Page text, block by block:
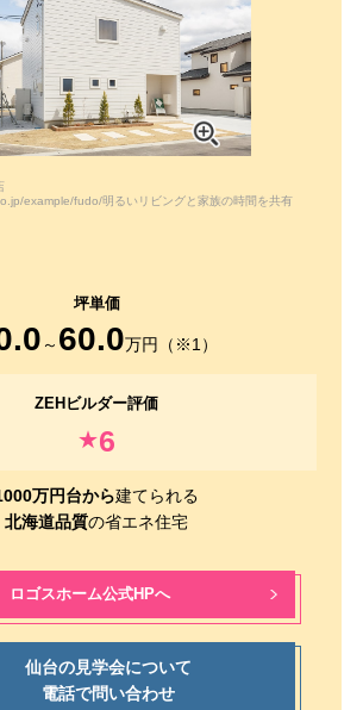
example/fudo/明るいリビングと家族の時間を共有
～ 60.0万円（※1）
★6
万円台から建てられる
北海道品質の省エネ住宅
ロゴスホーム公式HPへ
仙台の見学会について
電話で問い合わせ